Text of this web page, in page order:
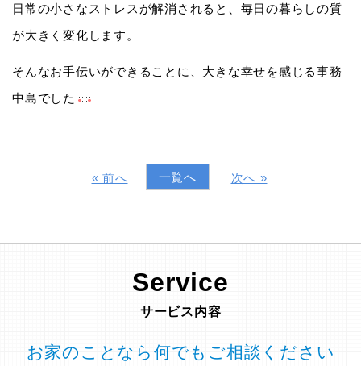
日常の小さなストレスが解消されると、毎日の暮らしの質
が大きく変化します。
そんなお手伝いができることに、大きな幸せを感じる事務
中島でした
« 前へ 一覧へ 次へ »
Service
サービス内容
お家のことなら何でもご相談ください